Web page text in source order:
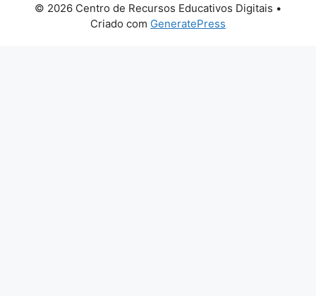
© 2026 Centro de Recursos Educativos Digitais •
Criado com GeneratePress